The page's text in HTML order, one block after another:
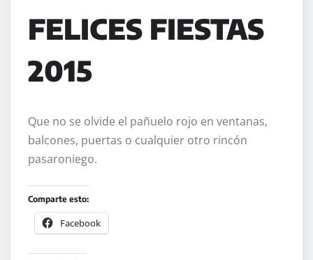
FELICES FIESTAS
2015
Que no se olvide el pañuelo rojo en ventanas,
balcones, puertas o cualquier otro rincón
pasaroniego.
Comparte esto:
Facebook